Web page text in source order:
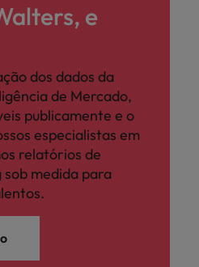
e
dos dados da
de Mercado,
publicamente e o
especialistas em
relatórios de
medida para